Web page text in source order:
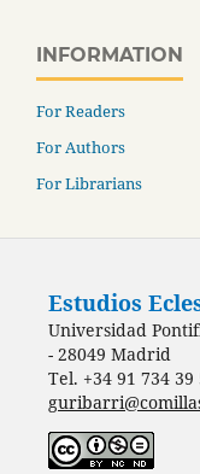
INFORMATION
For Readers
For Authors
For Librarians
Estudios
Universidad
- 28049 Madrid
Tel. +34 91 734